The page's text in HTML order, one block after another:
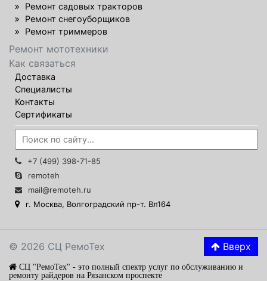
Ремонт садовых тракторов
Ремонт снегоуборщиков
Ремонт триммеров
Ремонт мототехники
Как связаться
Доставка
Специалисты
Контакты
Сертификаты
+7 (499) 398-71-85
remoteh
mail@remoteh.ru
г. Москва, Волгоградский пр-т. Вл164
© 2026 СЦ РемоТех Вверх
СЦ "РемоТех" - это полный спектр услуг по обслуживанию и
ремонту райдеров на Рязанском проспекте